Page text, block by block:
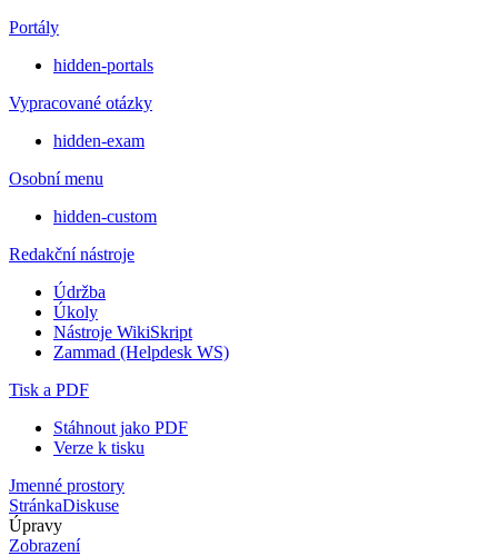
Portály
hidden-portals
Vypracované otázky
hidden-exam
Osobní menu
hidden-custom
Redakční nástroje
Údržba
Úkoly
Nástroje WikiSkript
Zammad (Helpdesk WS)
Tisk a PDF
Stáhnout jako PDF
Verze k tisku
Jmenné prostory
StránkaDiskuse
Úpravy
Zobrazení